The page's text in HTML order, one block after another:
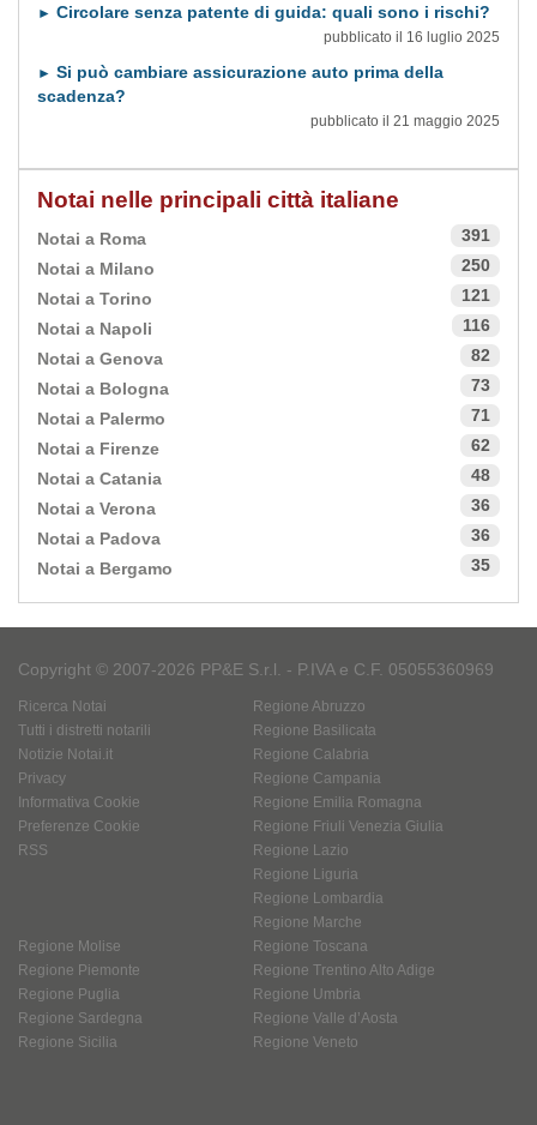
► Circolare senza patente di guida: quali sono i rischi?
pubblicato il 16 luglio 2025
► Si può cambiare assicurazione auto prima della
scadenza?
pubblicato il 21 maggio 2025
Notai nelle principali città italiane
Notai a Roma
391
Notai a Milano
250
Notai a Torino
121
Notai a Napoli
116
Notai a Genova
82
Notai a Bologna
73
Notai a Palermo
71
Notai a Firenze
62
Notai a Catania
48
Notai a Verona
36
Notai a Padova
36
Notai a Bergamo
35
Copyright © 2007-2026 PP&E S.r.l. - P.IVA e C.F. 05055360969
Ricerca Notai
Tutti i distretti notarili
Notizie Notai.it
Privacy
Informativa Cookie
Preferenze Cookie
RSS
Regione Abruzzo
Regione Basilicata
Regione Calabria
Regione Campania
Regione Emilia Romagna
Regione Friuli Venezia Giulia
Regione Lazio
Regione Liguria
Regione Lombardia
Regione Marche
Regione Molise
Regione Piemonte
Regione Puglia
Regione Sardegna
Regione Sicilia
Regione Toscana
Regione Trentino Alto Adige
Regione Umbria
Regione Valle d’Aosta
Regione Veneto